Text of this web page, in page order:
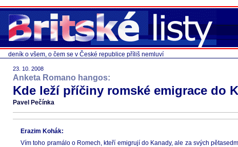
deník o všem, o čem se v České republice příliš nemluví
23. 10. 2008
Anketa Romano hangos:
Kde leží příčiny romské emigrace do
Pavel Pečínka
Erazim Kohák:
Vím toho pramálo o Romech, kteří emigrují do Kanady, ale za svých